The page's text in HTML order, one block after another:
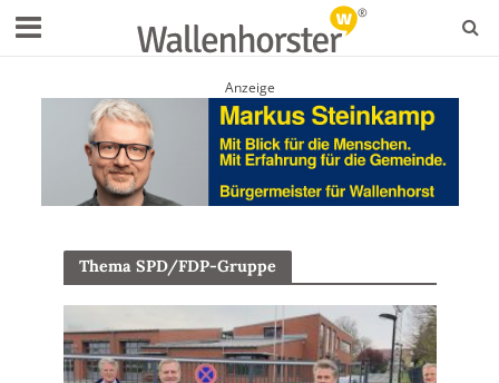
Anzeige
Thema SPD/FDP-Gruppe